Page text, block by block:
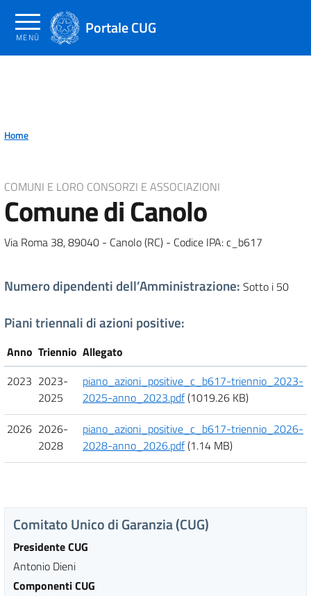
contenuto
principale
Portale CUG
MENÙ
Home
COMUNI E LORO CONSORZI E ASSOCIAZIONI
Comune di Canolo
Via Roma 38, 89040 - Canolo (RC) - Codice IPA: c_b617
Numero dipendenti dell’Amministrazione: Sotto i 50
Piani triennali di azioni positive:
Anno Triennio Allegato
2023 2023-
2025
piano_azioni_positive_c_b617-triennio_2023-
2025-anno_2023.pdf(1019.26 KB)
2026 2026-
2028
piano_azioni_positive_c_b617-triennio_2026-
2028-anno_2026.pdf(1.14 MB)
Comitato Unico di Garanzia (CUG)
Presidente CUG
Antonio Dieni
Componenti CUG